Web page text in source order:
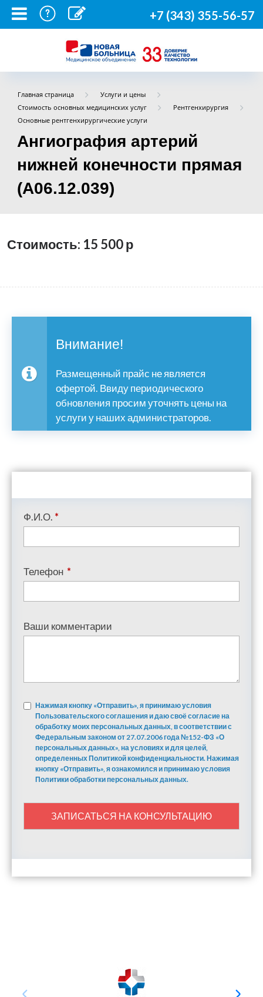
+7 (343) 355-56-57
Главная страница
Услуги и цены
Стоимость основных медицинских услуг
Рентгенхирургия
Основные рентгенхирургические услуги
Ангиография артерий
нижней конечности прямая
(А06.12.039)
Стоимость: 15 500р
Внимание!
Размещенный прайс не является
офертой. Ввиду периодического
обновления просим уточнять цены на
услуги у наших администраторов.
Ф.И.О. *
Телефон *
Ваши комментарии
Нажимая кнопку «Отправить», я принимаю условия
Пользовательского соглашения и даю своё согласие на
обработку моих персональных данных, в соответствии с
Федеральным законом от 27.07.2006 года №152-ФЗ «О
персональных данных», на условиях и для целей,
определенных Политикой конфиденциальности. Нажимая
кнопку «Отправить», я ознакомился и принимаю условия
Политики обработки персональных данных.
ЗАПИСАТЬСЯ НА КОНСУЛЬТАЦИЮ